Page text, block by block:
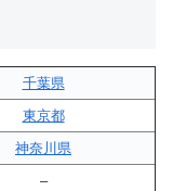
千葉県
東京都
神奈川県
–